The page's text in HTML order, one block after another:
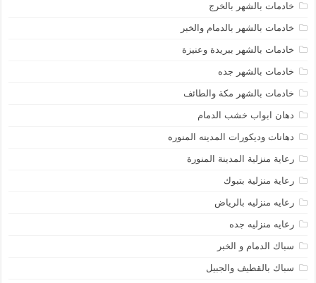
خادمات بالشهر بالخرج
خادمات بالشهر بالدمام والخبر
خادمات بالشهر ببريدة وعنيزة
خادمات بالشهر جده
خادمات بالشهر مكة والطائف
دهان ابواب خشب الدمام
دهانات وديكورات المدينه المنوره
رعاية منزلية المدينة المنورة
رعاية منزلية بتبوك
رعايه منزليه بالرياض
رعايه منزليه جده
سباك الدمام و الخبر
سباك بالقطيف والجبيل